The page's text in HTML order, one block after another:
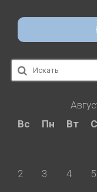
Искать:
Вс
Пн Вт
2 3 4 5